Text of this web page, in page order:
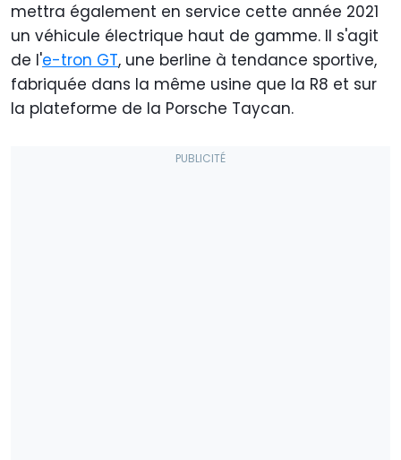
mettra également en service cette année 2021
un véhicule électrique haut de gamme. Il s'agit
de l'e-tron GT, une berline à tendance sportive,
fabriquée dans la même usine que la R8 et sur
la plateforme de la Porsche Taycan.